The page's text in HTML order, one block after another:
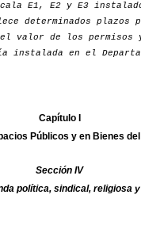
E1, E2 y E3
determinados plazos
valor de los permisos
instalada en el
Capítulo I
Públicos y en Bienes
Sección IV
política, sindical, religiosa